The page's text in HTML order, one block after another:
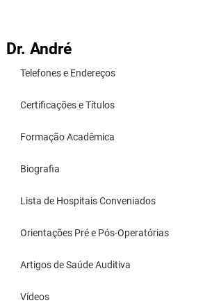
Dr. André
Telefones e Endereços
Certificações e Títulos
Formação Acadêmica
Biografia
Lista de Hospitais Conveniados
Orientações Pré e Pós-Operatórias
Artigos de Saúde Auditiva
Vídeos